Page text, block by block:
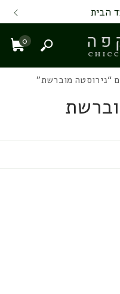
הבית
0
חיפוש
“נירוסטה מוברשת”